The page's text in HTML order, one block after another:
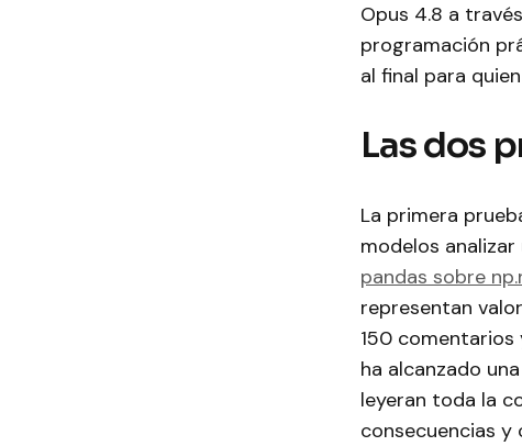
Opus 4.8 a
programación
al final para
Las dos
La primera
modelos
pandas sobre
representan
150 comentarios
ha alcanzado
leyeran toda la
consecuencias y